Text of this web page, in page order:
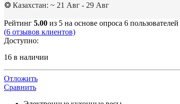
❂ Казахстан: ~ 21 Авг - 29 Авг
Рейтинг 5.00 из 5 на основе опроса 6 пользователей
(6 отзывов клиентов)
Доступно:
16 в наличии
Отложить
Сравнить